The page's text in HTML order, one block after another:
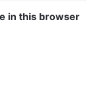
in this browser